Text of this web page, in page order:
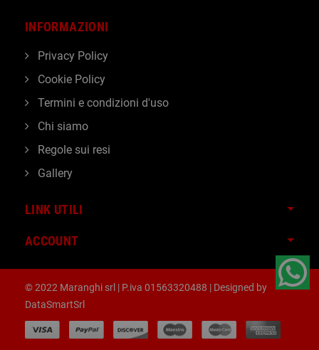
LINK UTILI
ACCOUNT
INFORMAZIONI
Privacy Policy
Cookie Policy
Termini e condizioni d'uso
Chi siamo
Regole sui resi
Gallery
© 2022 Maranghi srl | P.iva 01563320488 | Designed by
DataSmartSrl